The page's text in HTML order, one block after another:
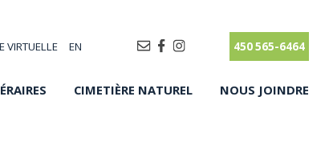
VIRTUELLE EN 450 565-6464
CIMETIÈRE NATUREL NOUS JOINDRE